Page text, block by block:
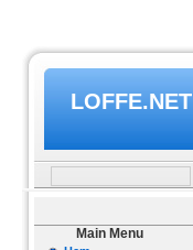
LOFFE.NET
Main Menu